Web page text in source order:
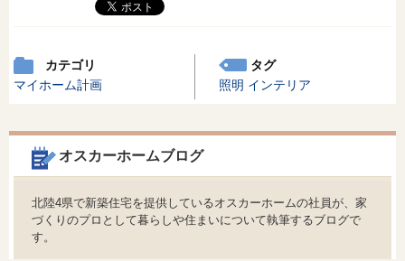
カテゴリ
マイホーム計画
タグ
照明 インテリア
オスカーホームブログ
北陸4県で新築住宅を提供しているオスカーホームの社員が、家
づくりのプロとして暮らしや住まいについて執筆するブログで
す。